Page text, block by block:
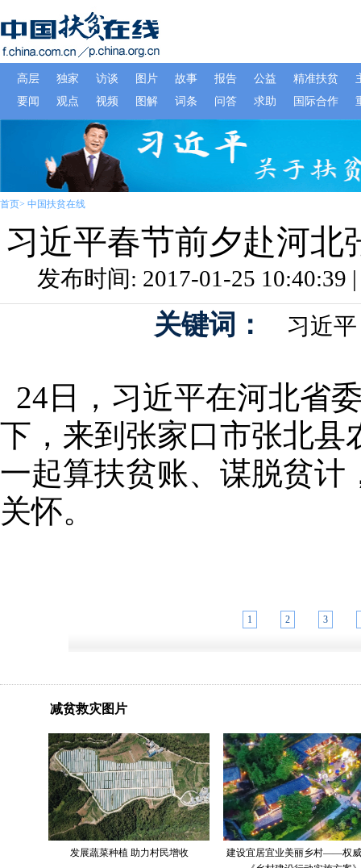
首页> 中国扶贫在线
习近平春节前夕赴河北
发布时间: 2017-01-25
关键词： 习近平
24日，习近平在河北省
下，来到张家口市张北县
一起算扶贫账、谋脱贫计
关怀。
1 2 3